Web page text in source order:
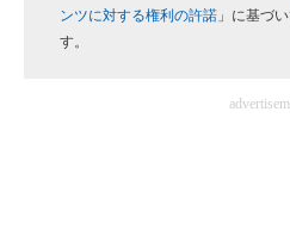
企業ITのトレンドを詳説
ンツに対する権利の許諾 」に基づ
す。